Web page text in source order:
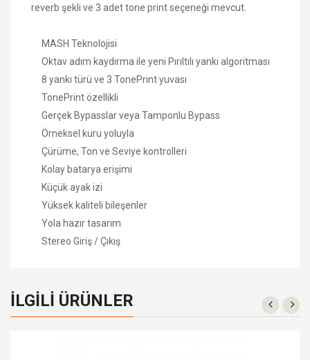
reverb şekli ve 3 adet tone print seçeneği mevcut.
MASH Teknolojisi
Oktav adım kaydırma ile yeni Pırıltılı yankı algoritması
8 yankı türü ve 3 TonePrint yuvası
TonePrintözellikli
Gerçek Bypasslar veya Tamponlu Bypass
Örneksel kuru yoluyla
Çürüme, Ton ve Seviye kontrolleri
Kolay batarya erişimi
Küçük ayak izi
Yüksek kaliteli bileşenler
Yola hazır tasarım
Stereo Giriş / Çıkış
İLGILI ÜRÜNLER